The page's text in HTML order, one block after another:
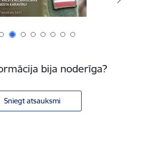
bija noderīga?
Sniegt atsauksmi